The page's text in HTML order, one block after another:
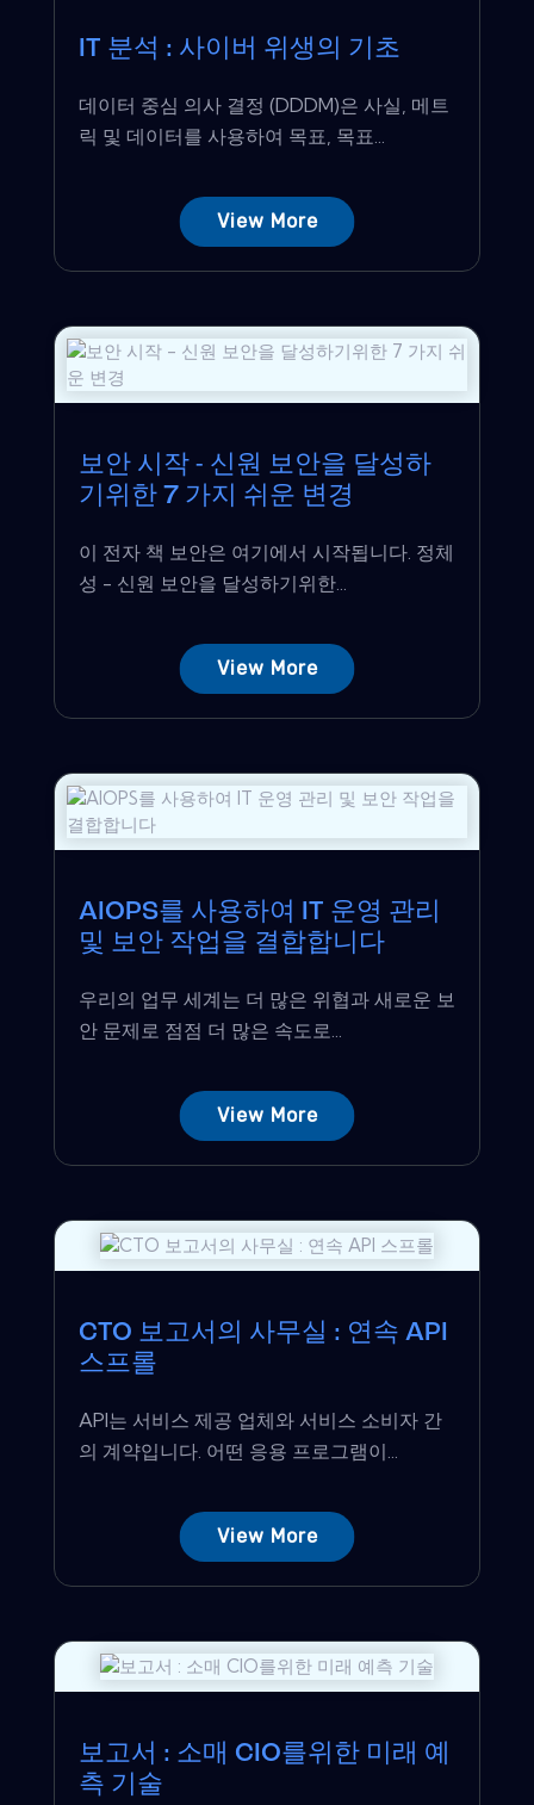
IT 분석 : 사이버 위생의 기초
데이터 중심 의사 결정 (DDDM)은 사실, 메트
릭 및 데이터를 사용하여 목표, 목표...
View More
보안 시작 - 신원 보안을 달성하
기위한 7 가지 쉬운 변경
이 전자 책 보안은 여기에서 시작됩니다. 정체
성 - 신원 보안을 달성하기위한...
View More
AIOPS를 사용하여 IT 운영 관리
및 보안 작업을 결합합니다
우리의 업무 세계는 더 많은 위협과 새로운 보
안 문제로 점점 더 많은 속도로...
View More
CTO 보고서의 사무실 : 연속 API
스프롤
API는 서비스 제공 업체와 서비스 소비자 간
의 계약입니다. 어떤 응용 프로그램이...
View More
보고서 : 소매 CIO를위한 미래 예
측 기술